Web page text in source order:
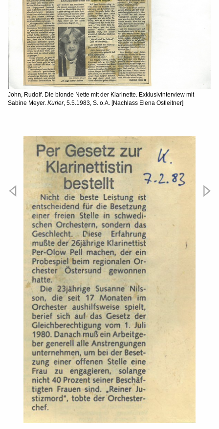
John, Rudolf. Die blonde Nette mit der Klarinette. Exklusivinterview mit
Sabine Meyer. Kurier, 5.5.1983, S. o.A. [Nachlass Elena Ostleitner]